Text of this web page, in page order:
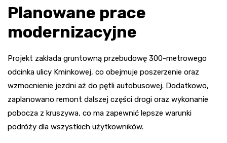
Planowane prace
modernizacyjne
Projekt zakłada gruntowną przebudowę 300-metrowego
odcinka ulicy Kminkowej, co obejmuje poszerzenie oraz
wzmocnienie jezdni aż do pętli autobusowej. Dodatkowo,
zaplanowano remont dalszej części drogi oraz wykonanie
pobocza z kruszywa, co ma zapewnić lepsze warunki
podróży dla wszystkich użytkowników.